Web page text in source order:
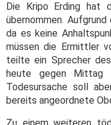
Die Kripo Erding hat
übernommen.
da es keine
müssen die Ermittler
teilte ein Sprecher des
heute gegen Mittag
Todesursache soll
bereits angeordnete